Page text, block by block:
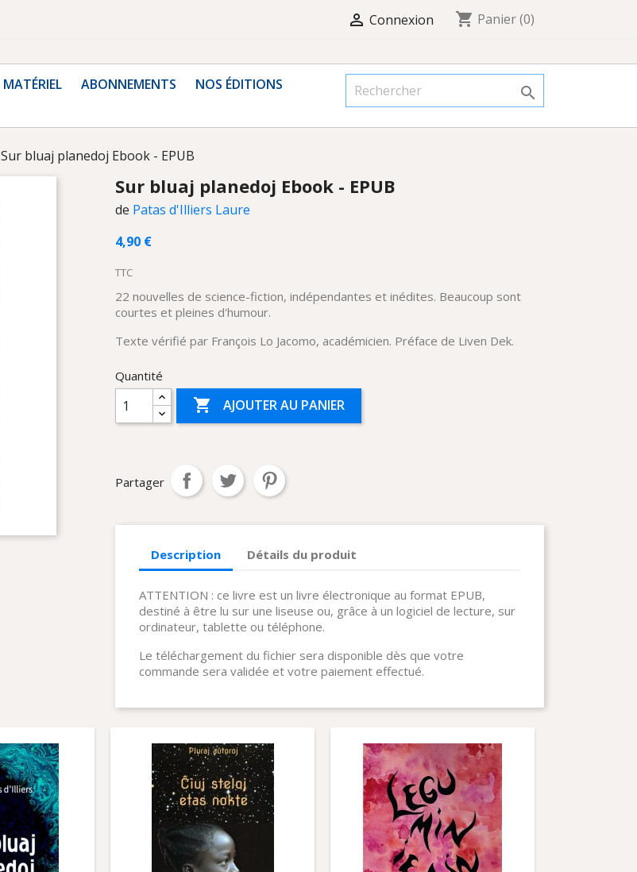
 Connexion shopping_cart Panier(0)
MATÉRIEL ABONNEMENTS NOS ÉDITIONS 
Sur bluaj planedoj Ebook - EPUB
Sur bluaj planedoj Ebook - EPUB
de Patas d'Illiers Laure
4,90 €
TTC
22 nouvelles de science-fiction, indépendantes et inédites. Beaucoup sont
courtes et pleines d'humour.
Texte vérifié par François Lo Jacomo, académicien. Préface de Liven Dek.
Quantité
 AJOUTER AU PANIER
Partager
Description Détails du produit
ATTENTION : ce livre est un livre électronique au format EPUB,
destiné à être lu sur une liseuse ou, grâce à un logiciel de lecture, sur
ordinateur, tablette ou téléphone.
Le téléchargement du fichier sera disponible dès que votre
commande sera validée et votre paiement effectué.